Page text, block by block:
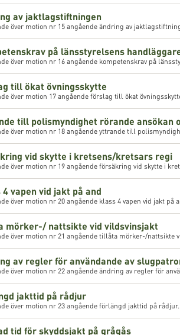
av jaktlagstiftningen
över motion nr 15 angående ändring av
på länsstyrelsens
över motion nr 16 angående kompetenskrav på
till ökat övningsskytte
över motion 17 angående förslag till ökat
till polismyndighet rörande ansökan
över motion nr 18 angående yttrande till
vid skytte i kretsens/kretsars regi
över motion nr 19 angående försäkring vid skytte i
vapen vid jakt på and
över motion nr 20 angående klass 4 vapen vid jakt på
mörker-/ nattsikte vid vildsvinsjakt
över motion nr 21 angående tillåta mörker-/nattsikte
av regler för användande av
över motion nr 22 angående ändring av regler för
jakttid på rådjur
över motion nr 23 angående förlängd jakttid på rådjur.
tid för skyddsjakt på grågås